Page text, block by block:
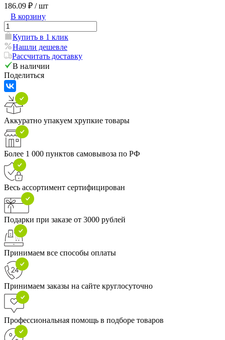
186.09 ₽ / шт
В корзину
Купить в 1 клик
Нашли дешевле
Рассчитать доставку
В наличии
Поделиться
Аккуратно упакуем хрупкие товары
Более 1 000 пунктов самовывоза по РФ
Весь ассортимент сертифицирован
Подарки при заказе от 3000 рублей
Принимаем все способы оплаты
Принимаем заказы на сайте круглосуточно
Профессиональная помощь в подборе товаров